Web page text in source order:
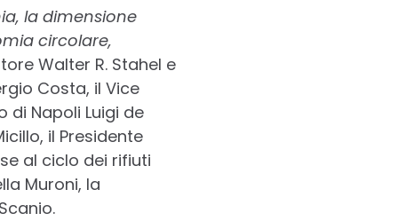
la dimensione
circolare,
Walter R. Stahel e
Costa, il Vice
di Napoli Luigi de
il Presidente
al ciclo dei rifiuti
Muroni, la